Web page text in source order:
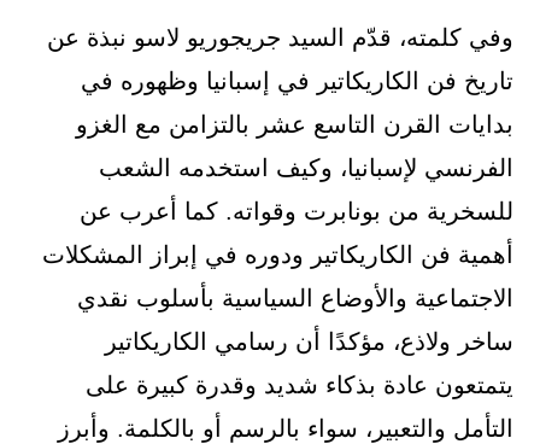
وفي كلمته، قدّم السيد جريجوريو لاسو نبذة عن
تاريخ فن الكاريكاتير في إسبانيا وظهوره في
بدايات القرن التاسع عشر بالتزامن مع الغزو
الفرنسي لإسبانيا، وكيف استخدمه الشعب
للسخرية من بونابرت وقواته. كما أعرب عن
أهمية فن الكاريكاتير ودوره في إبراز المشكلات
الاجتماعية والأوضاع السياسية بأسلوب نقدي
ساخر ولاذع، مؤكدًا أن رسامي الكاريكاتير
يتمتعون عادة بذكاء شديد وقدرة كبيرة على
التأمل والتعبير، سواء بالرسم أو بالكلمة. وأبرز